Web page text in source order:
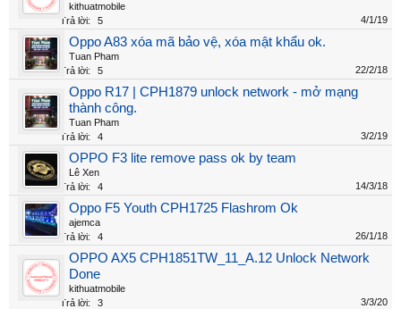
kithuatmobile
Trả lời:
5 4/1/19
Oppo A83 xóa mã bảo vệ, xóa mật khẩu ok.
Tuan Pham
Trả lời:
5 22/2/18
Oppo R17 | CPH1879 unlock network - mở mạng
thành công.
Tuan Pham
Trả lời:
4 3/2/19
OPPO F3 lite remove pass ok by team
Lê Xen
Trả lời:
4 14/3/18
Oppo F5 Youth CPH1725 Flashrom Ok
ajemca
Trả lời:
4 26/1/18
OPPO AX5 CPH1851TW_11_A.12 Unlock Network
Done
kithuatmobile
Trả lời:
3 3/3/20